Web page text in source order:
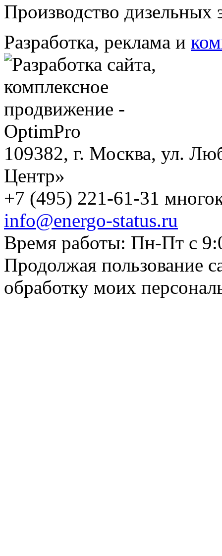
Производство дизельных
Разработка, реклама и
109382, г. Москва, ул.
Центр»
+7 (495) 221-61-31
info@energo-status.ru
Время работы: Пн-Пт с
Продолжая пользование
обработку моих